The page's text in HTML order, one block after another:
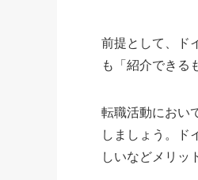
前提として、ド
も「紹介できる
転職活動におい
しましょう。ド
しいなどメリッ